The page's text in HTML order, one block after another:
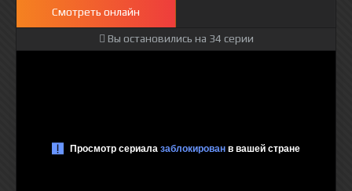
Смотреть онлайн
Вы остановились на 34 серии